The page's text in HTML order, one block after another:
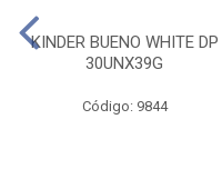
KINDER BUENO WHITE DP
30UNX39G
Código: 9844